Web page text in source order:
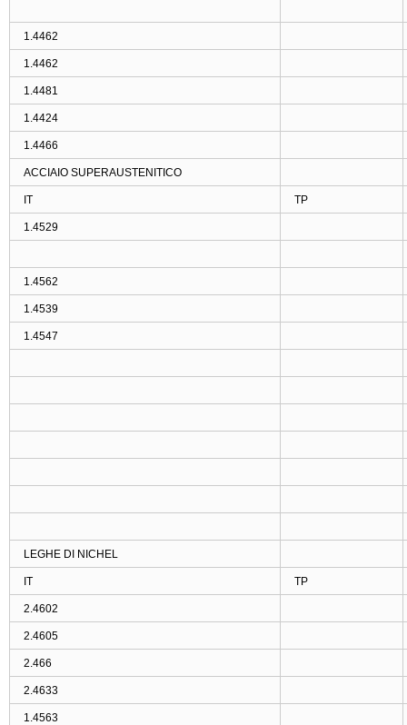
1.4462
1.4462
1.4481
1.4424
1.4466
ACCIAIO SUPERAUSTENITICO
IT TP
1.4529
1.4562
1.4539
1.4547
LEGHE DI NICHEL
IT TP
2.4602
2.4605
2.466
2.4633
1.4563